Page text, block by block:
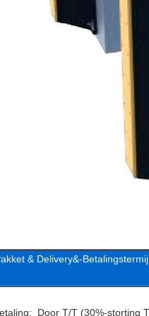
& Delivery&-
Door T/T (30%-storting